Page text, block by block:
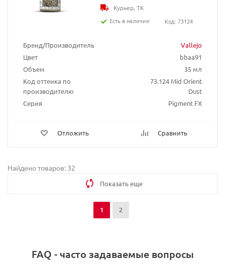
Бренд/Производитель
Vallejo
Цвет
bbaa91
Объем
35 мл
Код оттенка по
производителю
73.124 Mid Orient
Dust
Серия
Pigment FX
Отложить Сравнить
Курьер, ТК
Есть в наличии
Код: 73124
Найдено товаров: 32
Показать еще
1 2
FAQ - часто задаваемые вопросы